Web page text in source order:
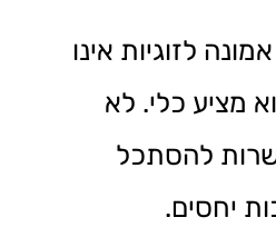
לזוגיות אינו
מציע כלי. לא
להסתכל
יחסים.